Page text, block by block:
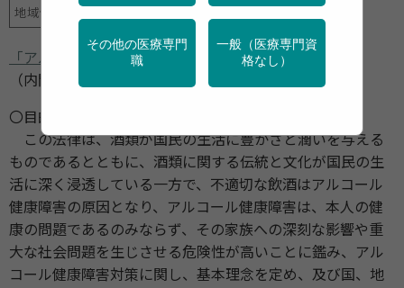
地域保健
「アルコール健康障害対策基本法 施行」
（内閣府／2014年6月1日）
〇目的
この法律は、酒類が国民の生活に豊かさと潤いを与える
ものであるとともに、酒類に関する伝統と文化が国民の生
活に深く浸透している一方で、不適切な飲酒はアルコール
健康障害の原因となり、アルコール健康障害は、本人の健
康の問題であるのみならず、その家族への深刻な影響や重
大な社会問題を生じさせる危険性が高いことに鑑み、アル
コール健康障害対策に関し、基本理念を定め、及び国、地
その他の医療専門
職
一般（医療専門資
格なし）